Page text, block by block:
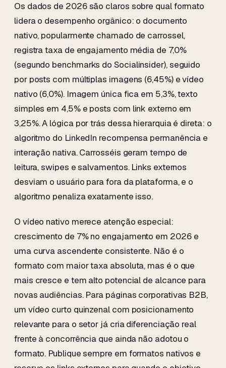
Os dados de 2026 são claros sobre qual formato
lidera o desempenho orgânico: o documento
nativo, popularmente chamado de carrossel,
registra taxa de engajamento média de 7,0%
(segundo benchmarks do Socialinsider), seguido
por posts com múltiplas imagens (6,45%) e vídeo
nativo (6,0%). Imagem única fica em 5,3%, texto
simples em 4,5% e posts com link externo em
3,25%. A lógica por trás dessa hierarquia é direta: o
algoritmo do LinkedIn recompensa permanência e
interação nativa. Carrosséis geram tempo de
leitura, swipes e salvamentos. Links externos
desviam o usuário para fora da plataforma, e o
algoritmo penaliza exatamente isso.
O vídeo nativo merece atenção especial:
crescimento de 7% no engajamento em 2026 e
uma curva ascendente consistente. Não é o
formato com maior taxa absoluta, mas é o que
mais cresce e tem alto potencial de alcance para
novas audiências. Para páginas corporativas B2B,
um vídeo curto quinzenal com posicionamento
relevante para o setor já cria diferenciação real
frente à concorrência que ainda não adotou o
formato. Publique sempre em formatos nativos e